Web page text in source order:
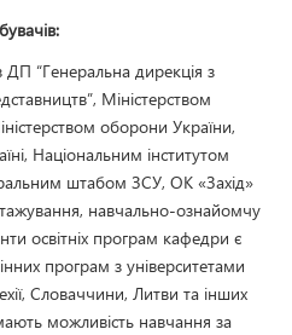
“Генеральна дирекція з
Міністерством
оборони України,
Національним інститутом
штабом ЗСУ, ОК «Захід»
навчально-ознайомчу
освітніх програм кафедри є
програм з університетами
Словаччини, Литви та інших
можливість навчання за